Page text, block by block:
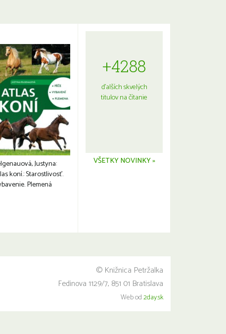
Justyna:
koní.: Starostlivosť.
Plemená
+4288
ďalších skvelých
titulov na čítanie
VŠETKY NOVINKY »
© Knižnica Petržalka
Fedinova 1129/7, 851 01 Bratislava
Web od2day.sk